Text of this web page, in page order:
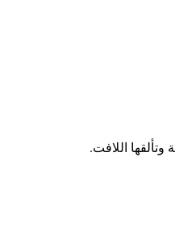
اللافت.